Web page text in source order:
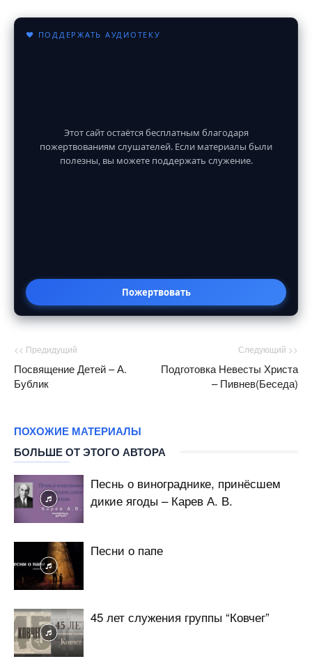
♥ ПОДДЕРЖАТЬ АУДИОТЕКУ
Этот сайт остаётся бесплатным благодаря
пожертвованиям слушателей. Если материалы были
полезны, вы можете поддержать служение.
Пожертвовать
<< Предидущий
Посвящение Детей – А.
Бублик
Следующий >>
Подготовка Невесты Христа
– Пивнев(Беседа)
ПОХОЖИЕ МАТЕРИАЛЫ
БОЛЬШЕ ОТ ЭТОГО АВТОРА
Песнь о винограднике, принёсшем
дикие ягоды – Карев А. В.
Песни о папе
45 лет служения группы “Ковчег”